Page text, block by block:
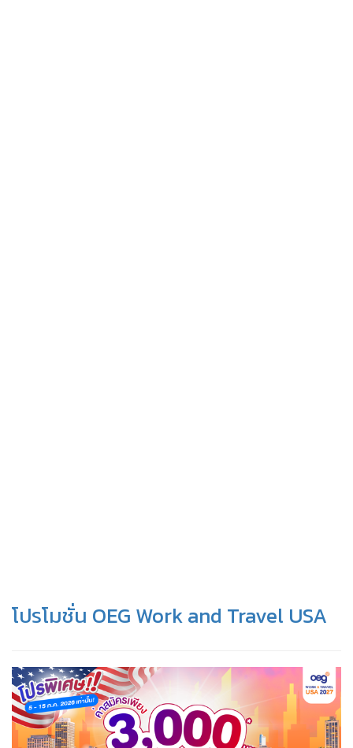
โปรโมชั่น OEG Work and Travel USA